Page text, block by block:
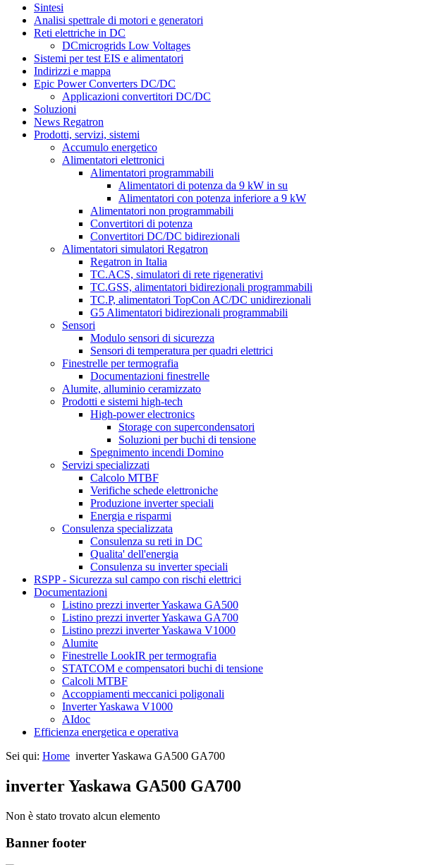
Sintesi
Analisi spettrale di motori e generatori
Reti elettriche in DC
DCmicrogrids Low Voltages
Sistemi per test EIS e alimentatori
Indirizzi e mappa
Epic Power Converters DC/DC
Applicazioni convertitori DC/DC
Soluzioni
News Regatron
Prodotti, servizi, sistemi
Accumulo energetico
Alimentatori elettronici
Alimentatori programmabili
Alimentatori di potenza da 9 kW in su
Alimentatori con potenza inferiore a 9 kW
Alimentatori non programmabili
Convertitori di potenza
Convertitori DC/DC bidirezionali
Alimentatori simulatori Regatron
Regatron in Italia
TC.ACS, simulatori di rete rigenerativi
TC.GSS, alimentatori bidirezionali programmabili
TC.P, alimentatori TopCon AC/DC unidirezionali
G5 Alimentatori bidirezionali programmabili
Sensori
Modulo sensori di sicurezza
Sensori di temperatura per quadri elettrici
Finestrelle per termografia
Documentazioni finestrelle
Alumite, alluminio ceramizzato
Prodotti e sistemi high-tech
High-power electronics
Storage con supercondensatori
Soluzioni per buchi di tensione
Spegnimento incendi Domino
Servizi specializzati
Calcolo MTBF
Verifiche schede elettroniche
Produzione inverter speciali
Energia e risparmi
Consulenza specializzata
Consulenza su reti in DC
Qualita' dell'energia
Consulenza su inverter speciali
RSPP - Sicurezza sul campo con rischi elettrici
Documentazioni
Listino prezzi inverter Yaskawa GA500
Listino prezzi inverter Yaskawa GA700
Listino prezzi inverter Yaskawa V1000
Alumite
Finestrelle LookIR per termografia
STATCOM e compensatori buchi di tensione
Calcoli MTBF
Accoppiamenti meccanici poligonali
Inverter Yaskawa V1000
AIdoc
Efficienza energetica e operativa
Sei qui: Home inverter Yaskawa GA500 GA700
inverter Yaskawa GA500 GA700
Non è stato trovato alcun elemento
Banner footer